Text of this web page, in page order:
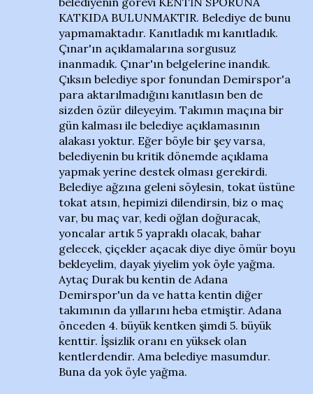
KATKIDA BULUNMAKTIR. Belediye de bunu
yapmamaktadır. Kanıtladık mı kanıtladık.
Çınar'ın açıklamalarına sorgusuz
inanmadık. Çınar'ın belgelerine inandık.
Çıksın belediye spor fonundan Demirspor'a
para aktarılmadığını kanıtlasın ben de
sizden özür dileyeyim. Takımın maçına bir
gün kalması ile belediye açıklamasının
alakası yoktur. Eğer böyle bir şey varsa,
belediyenin bu kritik dönemde açıklama
yapmak yerine destek olması gerekirdi.
Belediye ağzına geleni söylesin, tokat üstüne
tokat atsın, hepimizi dilendirsin, biz o maç
var, bu maç var, kedi oğlan doğuracak,
yoncalar artık 5 yapraklı olacak, bahar
gelecek, çiçekler açacak diye diye ömür boyu
bekleyelim, dayak yiyelim yok öyle yağma.
Aytaç Durak bu kentin de Adana
Demirspor'un da ve hatta kentin diğer
takımının da yıllarını heba etmiştir. Adana
önceden 4. büyük kentken şimdi 5. büyük
kenttir. İşsizlik oranı en yüksek olan
kentlerdendir. Ama belediye masumdur.
Buna da yok öyle yağma.